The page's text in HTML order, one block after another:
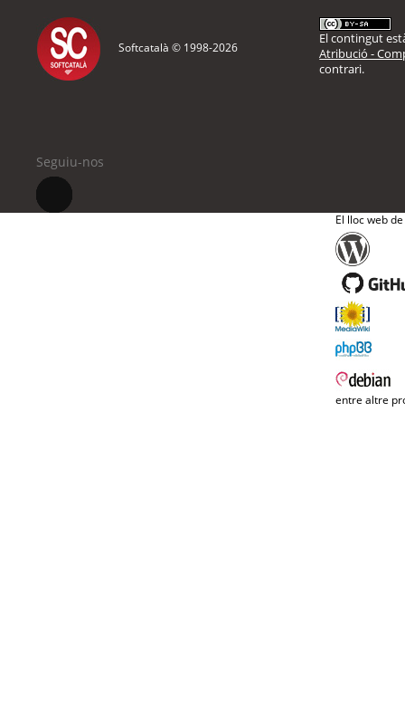
Softcatalà © 1998-2026
El contingut
Atribució -
contrari.
Seguiu-nos
El lloc web
entre altre